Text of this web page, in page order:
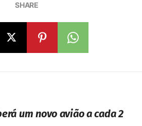
SHARE
um novo avião a cada 2